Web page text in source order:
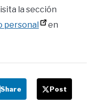
la sección
personal
en
Share Post